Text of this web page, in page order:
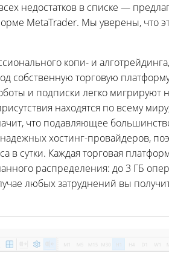
недостатков в списке —
MetaTrader. Мы уверены, что
копи- и
собственную торговую
и подписки легко
находятся по всему
что подавляющее
хостинг-провайдеров,
в сутки. Каждая торговая
распределения: до 3 ГБ
любых затруднений вы